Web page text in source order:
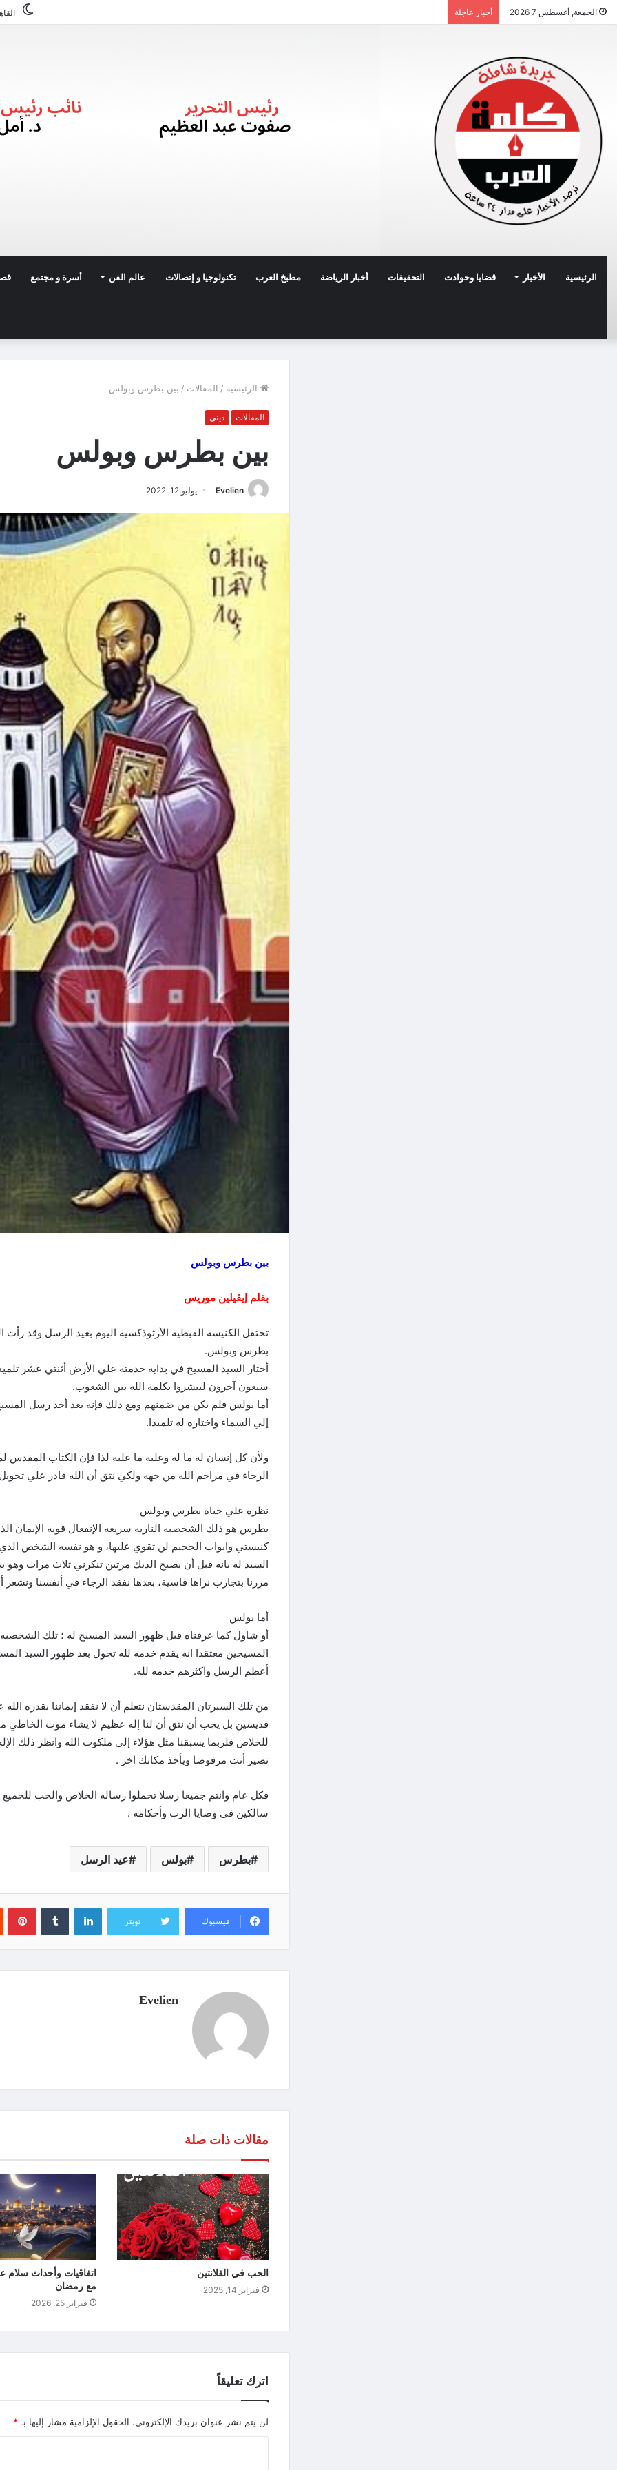
الجمعة, أغسطس 7 2026 أخبار عاجلة
الرئيسية الأخبار قضايا وحوادث التحقيقات أخبار الرياضة مطبخ العرب تكنولوجيا و إتصالات عالم الفن أسرة و مجتمع
الرئيسية / المقالات / بين بطرس وبولس
المقالات دينى
بين بطرس وبولس
Evelien يوليو 12, 2022
بين بطرس وبولس
بقلم إيڨيلين موريس
تحتفل الكنيسة القبطية الأرثوذكسية اليوم بعيد الرسل وقد
بطرس وبولس.
أختار السيد المسيح في بداية خدمته علي الأرض أثنتي عشر
سبعون آخرون ليبشروا بكلمة الله بين الشعوب.
أما بولس فلم يكن من ضمنهم ومع ذلك فإنه يعد أحد رسل
إلي السماء واختاره له تلميذا.
ولأن كل إنسان له ما له وعليه ما عليه لذا فإن الكتاب
الرجاء في مراحم الله من جهه ولكي نثق أن الله قادر علي
نظرة علي حياة بطرس وبولس
بطرس هو ذلك الشخصيه الناريه سريعه الإنفعال قوية الإيمان
كنيستي وابواب الجحيم لن تقوي عليها، و هو نفسه الشخص
السيد له بانه قبل أن يصيح الديك مرتين تنكرني ثلاث مرات وهو
مررنا بتجارب نراها قاسية، بعدها نفقد الرجاء في أنفسنا
أما بولس
أو شاول كما عرفناه قبل ظهور السيد المسيح له ؛ تلك
المسيحين معتقدا انه يقدم خدمه لله تحول بعد ظهور السيد
أعظم الرسل واكثرهم خدمه لله.
من تلك السيرتان المقدستان نتعلم أن لا نفقد إيماننا بقدره
قديسين بل يجب أن نثق أن لنا إله عظيم لا يشاء موت الخاطي
للخلاص فلربما يسبقنا مثل هؤلاء إلي ملكوت الله وانظر ذلك
تصير أنت مرفوضا ويأخذ مكانك اخر .
فكل عام وانتم جميعا رسلا تحملوا رساله الخلاص والحب
سالكين في وصايا الرب وأحكامه .
بطرس بولس عيد الرسل
فيسبوك تويتر
لينكدإن بينتيريست
Evelien
مقالات ذات صلة
الحب في الفلانتين
فبراير 14, 2025
اتفاقيات وأحداث سلام
مع رمضان
فبراير 25, 2026
اترك تعليقاً
لن يتم نشر عنوان بريدك الإلكتروني. الحقول الإلزامية مشار إليها بـ*